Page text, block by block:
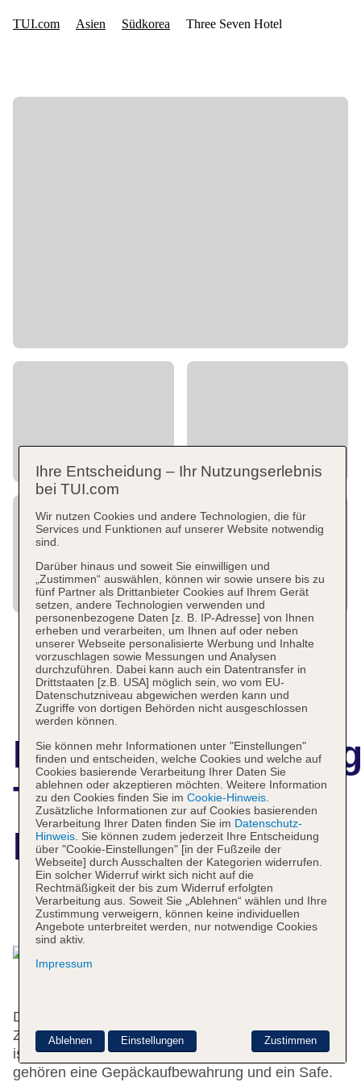
Three Seven
Hotel
Das bietet Ihre Unterkunft
Das Hotel mit einem Aufzug verfügt über 80
Zimmer. Das freundliche Personal an der Rezeption
ist gerne bei allen Fragen behilflich. Zur Einrichtung
gehören eine Gepäckaufbewahrung und ein Safe.
Ihre Entscheidung – Ihr Nutzungserlebnis
bei TUI.com
Wir nutzen Cookies und andere Technologien, die für
Services und Funktionen auf unserer Website notwendig
sind.
Darüber hinaus und soweit Sie einwilligen und
„Zustimmen“ auswählen, können wir sowie unsere bis zu
fünf Partner als Drittanbieter Cookies auf Ihrem Gerät
setzen, andere Technologien verwenden und
personenbezogene Daten [z. B. IP-Adresse] von Ihnen
erheben und verarbeiten, um Ihnen auf oder neben
unserer Webseite personalisierte Werbung und Inhalte
vorzuschlagen sowie Messungen und Analysen
durchzuführen. Dabei kann auch ein Datentransfer in
Drittstaaten [z.B. USA] möglich sein, wo vom EU-
Datenschutzniveau abgewichen werden kann und
Zugriffe von dortigen Behörden nicht ausgeschlossen
werden können.
Sie können mehr Informationen unter "Einstellungen"
finden und entscheiden, welche Cookies und welche auf
Cookies basierende Verarbeitung Ihrer Daten Sie
ablehnen oder akzeptieren möchten. Weitere Information
zu den Cookies finden Sie im Cookie-Hinweis.
Zusätzliche Informationen zur auf Cookies basierenden
Verarbeitung Ihrer Daten finden Sie im Datenschutz-
Hinweis. Sie können zudem jederzeit Ihre Entscheidung
über "Cookie-Einstellungen" [in der Fußzeile der
Webseite] durch Ausschalten der Kategorien widerrufen.
Ein solcher Widerruf wirkt sich nicht auf die
Rechtmäßigkeit der bis zum Widerruf erfolgten
Verarbeitung aus. Soweit Sie „Ablehnen“ wählen und Ihre
Zustimmung verweigern, können keine individuellen
Angebote unterbreitet werden, nur notwendige Cookies
sind aktiv.
Impressum
Zustimmen
Ablehnen Einstellungen